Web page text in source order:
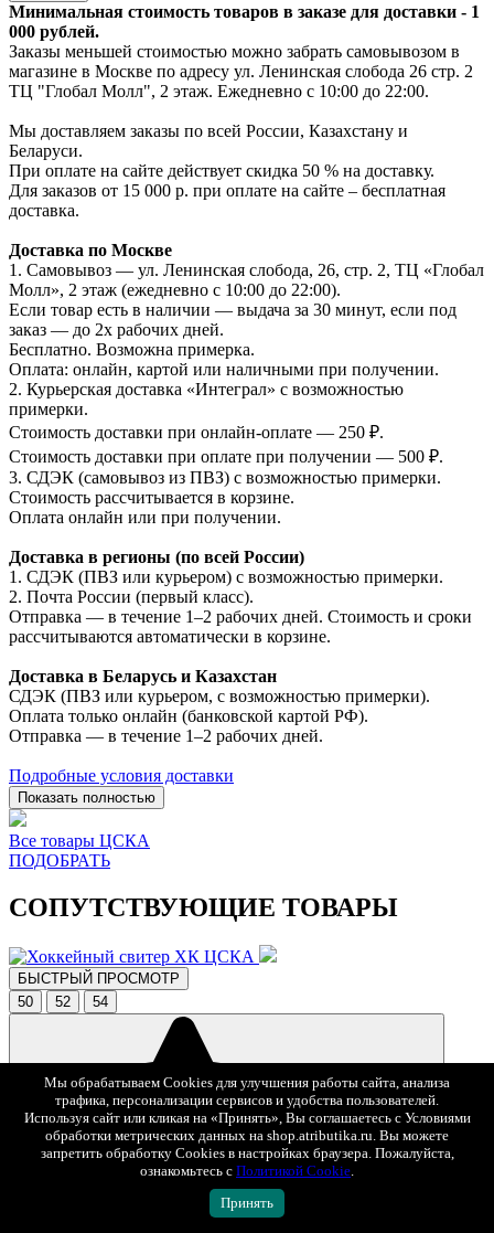
Минимальная стоимость товаров в заказе для доставки - 1
000 рублей.
Заказы меньшей стоимостью можно забрать самовывозом в
магазине в Москве по адресу ул. Ленинская слобода 26 стр. 2
ТЦ "Глобал Молл", 2 этаж. Ежедневно с 10:00 до 22:00.
Мы доставляем заказы по всей России, Казахстану и
Беларуси.
При оплате на сайте действует скидка 50 % на доставку.
Для заказов от 15 000 р. при оплате на сайте – бесплатная
доставка.
Доставка по Москве
1. Самовывоз — ул. Ленинская слобода, 26, стр. 2, ТЦ «Глобал
Молл», 2 этаж (ежедневно с 10:00 до 22:00).
Если товар есть в наличии — выдача за 30 минут, если под
заказ — до 2х рабочих дней.
Бесплатно. Возможна примерка.
Оплата: онлайн, картой или наличными при получении.
2. Курьерская доставка «Интеграл» с возможностью
примерки.
Стоимость доставки при онлайн-оплате — 250 ₽.
Стоимость доставки при оплате при получении — 500 ₽.
3. СДЭК (самовывоз из ПВЗ) с возможностью примерки.
Стоимость рассчитывается в корзине.
Оплата онлайн или при получении.
Доставка в регионы (по всей России)
1. СДЭК (ПВЗ или курьером) с возможностью примерки.
2. Почта России (первый класс).
Отправка — в течение 1–2 рабочих дней. Стоимость и сроки
рассчитываются автоматически в корзине.
Доставка в Беларусь и Казахстан
СДЭК (ПВЗ или курьером, с возможностью примерки).
Оплата только онлайн (банковской картой РФ).
Отправка — в течение 1–2 рабочих дней.
Подробные условия доставки
Показать полностью
Все товары ЦСКА
ПОДОБРАТЬ
СОПУТСТВУЮЩИЕ ТОВАРЫ
БЫСТРЫЙ ПРОСМОТР
50
52 54
В избранное
Мы обрабатываем Cookies для улучшения работы сайта, анализа
трафика, персонализации сервисов и удобства пользователей.
Используя сайт или кликая на «Принять», Вы соглашаетесь с Условиями
обработки метрических данных на shop.atributika.ru. Вы можете
запретить обработку Cookies в настройках браузера. Пожалуйста,
ознакомьтесь с Политикой Cookie.
Принять